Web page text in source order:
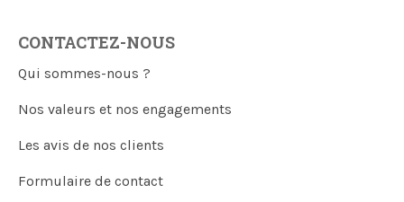
CONTACTEZ-NOUS
Qui sommes-nous ?
Nos valeurs et nos engagements
Les avis de nos clients
Formulaire de contact